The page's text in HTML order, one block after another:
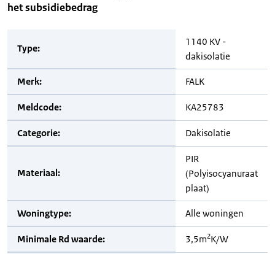
het subsidiebedrag
Type:
1140 KV -
dakisolatie
Merk: FALK
Meldcode: KA25783
Categorie: Dakisolatie
Materiaal:
PIR
(Polyisocyanuraat
plaat)
Woningtype: Alle woningen
Minimale Rd waarde: 3,5m2K/W